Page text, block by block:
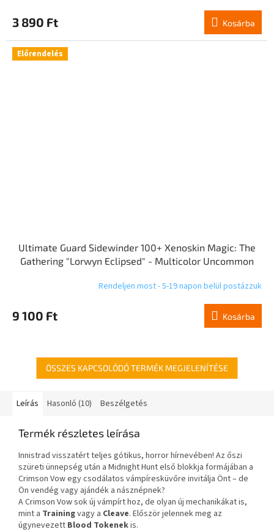
3 890 Ft Kosárba
Előrendelés
Ultimate Guard Sidewinder 100+ Xenoskin Magic: The
Gathering "Lorwyn Eclipsed" - Multicolor Uncommon
Rendeljen most - 5-19 napon belül postázzuk
9 100 Ft Kosárba
ÖSSZES KAPCSOLÓDÓ TERMÉK MEGJELENÍTÉSE
Leírás Hasonló (10) Beszélgetés
Termék részletes leírása
Innistrad visszatért teljes gótikus, horror hírnevében! Az őszi
szüreti ünnepség után a Midnight Hunt első blokkja formájában a
Crimson Vow egy csodálatos vámpíresküvőre invitálja Önt – de
Ön vendég vagy ajándék a násznépnek?
A Crimson Vow sok új vámpírt hoz, de olyan új mechanikákat is,
mint a Trainingvagy a Cleave. Először jelennek meg az
úgynevezett Blood Tokenekis.